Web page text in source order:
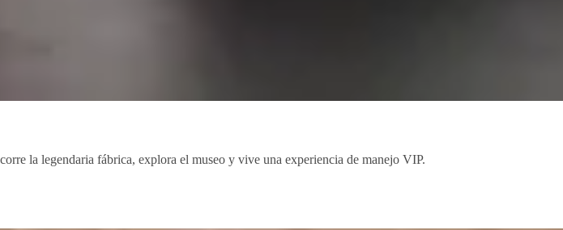
la legendaria fábrica, explora el museo y vive una experiencia de manejo VIP.